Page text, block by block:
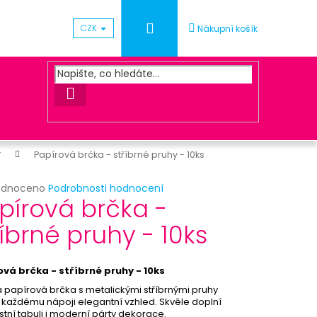
CZK PřihlášeníNákupní košík
HLEDAT
Papírová brčka - stříbrné pruhy - 10ks
Podrobnosti hodnocení
brčka -
pruhy - 10ks
brčka - stříbrné pruhy - 10ks
papírová brčka s metalickými stříbrnými pruhy
nápoji elegantní vzhled. Skvěle doplní
tabuli i moderní párty dekorace.
ZLATÁ